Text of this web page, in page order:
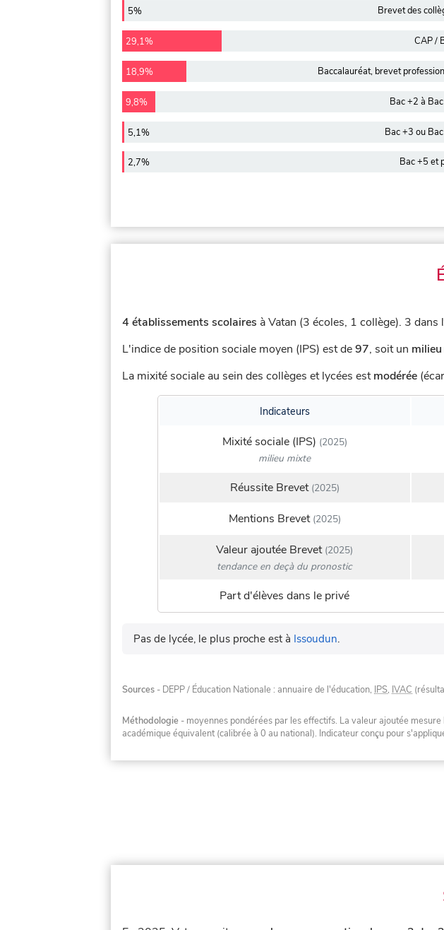
5% Brevet des
29,1% CAP /
18,9% Baccalauréat, brevet
9,8% Bac +2 à
5,1% Bac +3 ou
2,7% Bac +5 et
4 établissements scolaires à Vatan (3 écoles, 1 collège). 3 dans
L'indice de position sociale moyen (IPS) est de97, soit un
La mixité sociale au sein des collèges et lycées estmodérée
Indicateurs
Mixité sociale (IPS) (2025)
milieu mixte
Réussite Brevet(2025)
Mentions Brevet(2025)
Valeur ajoutée Brevet(2025)
tendance en deçà du pronostic
Part d'élèves dans le privé
Pas de lycée, le plus proche est à Issoudun.
Sources - DEPP / Éducation Nationale : annuaire de l'éducation, IPS, IVAC
Méthodologie - moyennes pondérées par les effectifs. La valeur ajoutée
académique équivalent (calibrée à 0 au national). Indicateur conçu pour